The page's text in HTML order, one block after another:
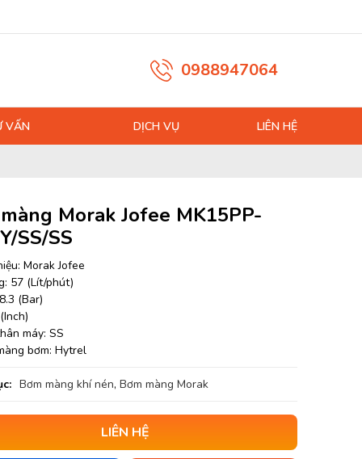
0988947064
VẤN DỊCH VỤ LIÊN HỆ
Morak Jofee MK15PP-
SS/SS
Morak Jofee
57 (Lít/phút)
(Bar)
máy: SS
bơm: Hytrel
Bơm màng khí nén, Bơm màng Morak
LIÊN HỆ